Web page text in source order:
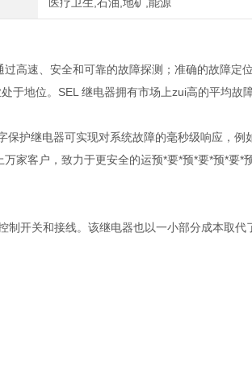
高速、安全和可靠的故障探测；准确的故障定
于地位。SEL 继电器拥有市场上zui高的平均故
护继电器可实现对系统故障的毫秒级响应，例
家客户，致力于更安全的运预*要*预*要*预*要*
开关和接线。该继电器也以一小部分成本取代